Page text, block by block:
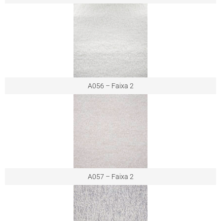
A056 – Faixa 2
A057 – Faixa 2